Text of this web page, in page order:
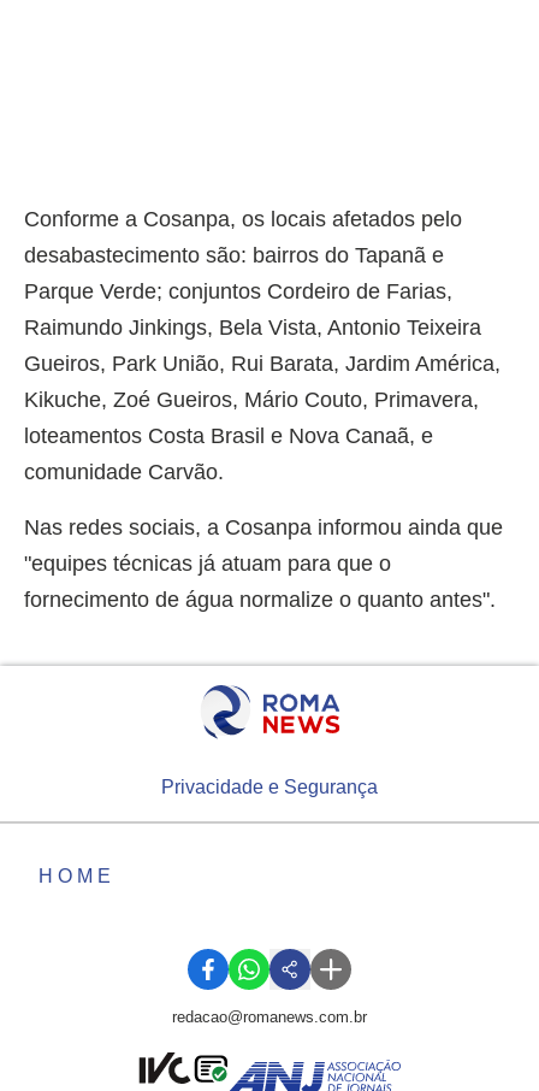
Conforme a Cosanpa, os locais afetados pelo
desabastecimento são: bairros do Tapanã e
Parque Verde; conjuntos Cordeiro de Farias,
Raimundo Jinkings, Bela Vista, Antonio Teixeira
Gueiros, Park União, Rui Barata, Jardim América,
Kikuche, Zoé Gueiros, Mário Couto, Primavera,
loteamentos Costa Brasil e Nova Canaã, e
comunidade Carvão.
Nas redes sociais, a Cosanpa informou ainda que
"equipes técnicas já atuam para que o
fornecimento de água normalize o quanto antes".
Privacidade e Segurança
HOME
redacao@romanews.com.br